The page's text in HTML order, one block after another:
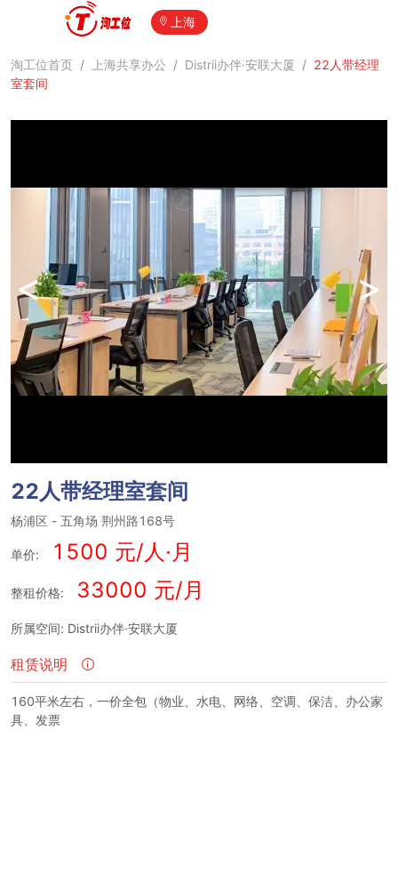
上海
淘工位首页 / 上海共享办公 / Distrii办伴·安联大厦 / 22人带经理
室套间
< >
22人带经理室套间
杨浦区 - 五角场 荆州路168号
单价: 1500 元/人·月
整租价格: 33000 元/月
所属空间: Distrii办伴·安联大厦
租赁说明
160平米左右，一价全包（物业、水电、网络、空调、保洁、办公家
具、发票